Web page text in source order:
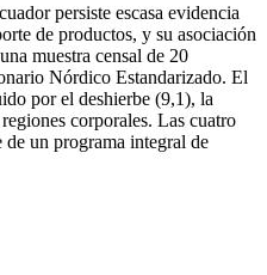
persiste escasa evidencia
de productos, y su asociación
muestra censal de 20
Nórdico Estandarizado. El
por el deshierbe (9,1), la
corporales. Las cuatro
un programa integral de